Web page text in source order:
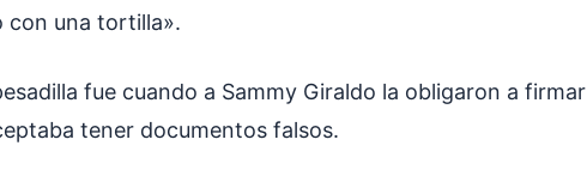
con una tortilla».
fue cuando a Sammy Giraldo la obligaron a firmar
tener documentos falsos.